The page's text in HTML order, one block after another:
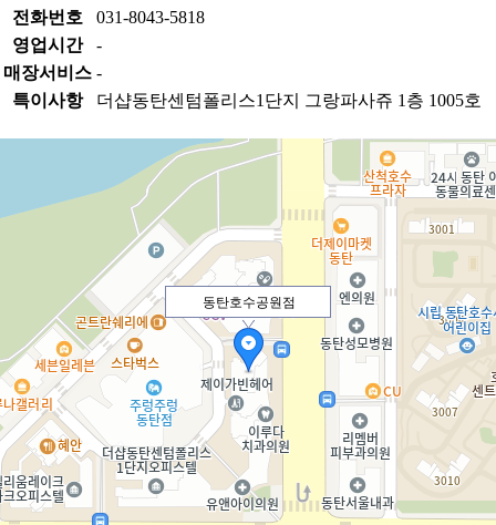
전화번호
031-8043-5818
영업시간
-
매장서비스 -
특이사항
더샵동탄센텀폴리스1단지 그랑파사쥬 1층 1005호
동탄호수공원점